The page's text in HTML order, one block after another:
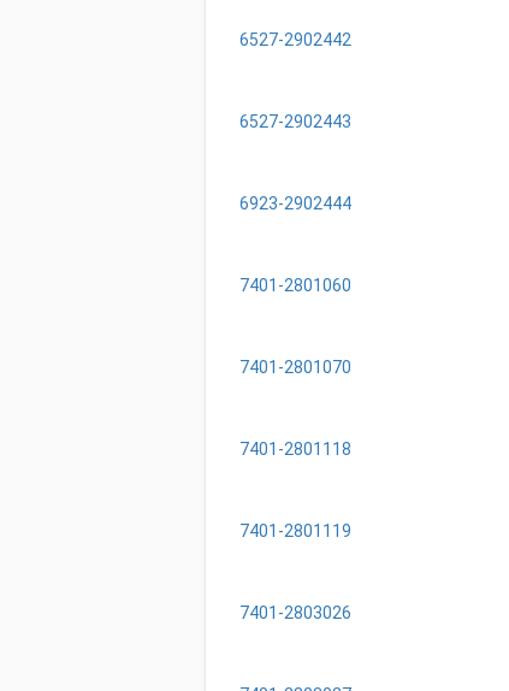
6527-2902442
6527-2902443
6923-2902444
7401-2801060
7401-2801070
7401-2801118
7401-2801119
7401-2803026